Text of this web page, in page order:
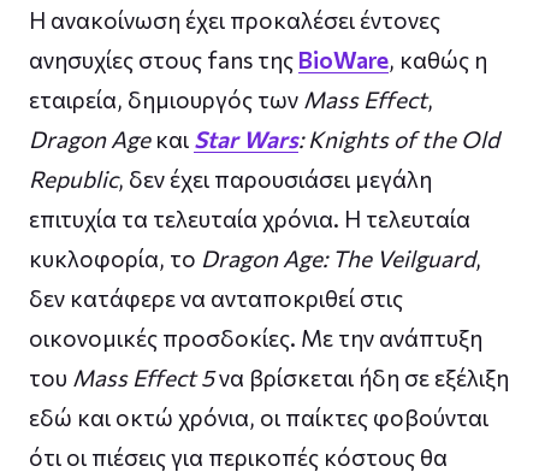
Η ανακοίνωση έχει προκαλέσει έντονες
ανησυχίες στους fans της BioWare, καθώς η
εταιρεία, δημιουργός των Mass Effect,
Dragon Ageκαι Star Wars: Knights of the Old
Republic, δεν έχει παρουσιάσει μεγάλη
επιτυχία τα τελευταία χρόνια. Η τελευταία
κυκλοφορία, το Dragon Age: The Veilguard,
δεν κατάφερε να ανταποκριθεί στις
οικονομικές προσδοκίες. Με την ανάπτυξη
του Mass Effect 5να βρίσκεται ήδη σε εξέλιξη
εδώ και οκτώ χρόνια, οι παίκτες φοβούνται
ότι οι πιέσεις για περικοπές κόστους θα